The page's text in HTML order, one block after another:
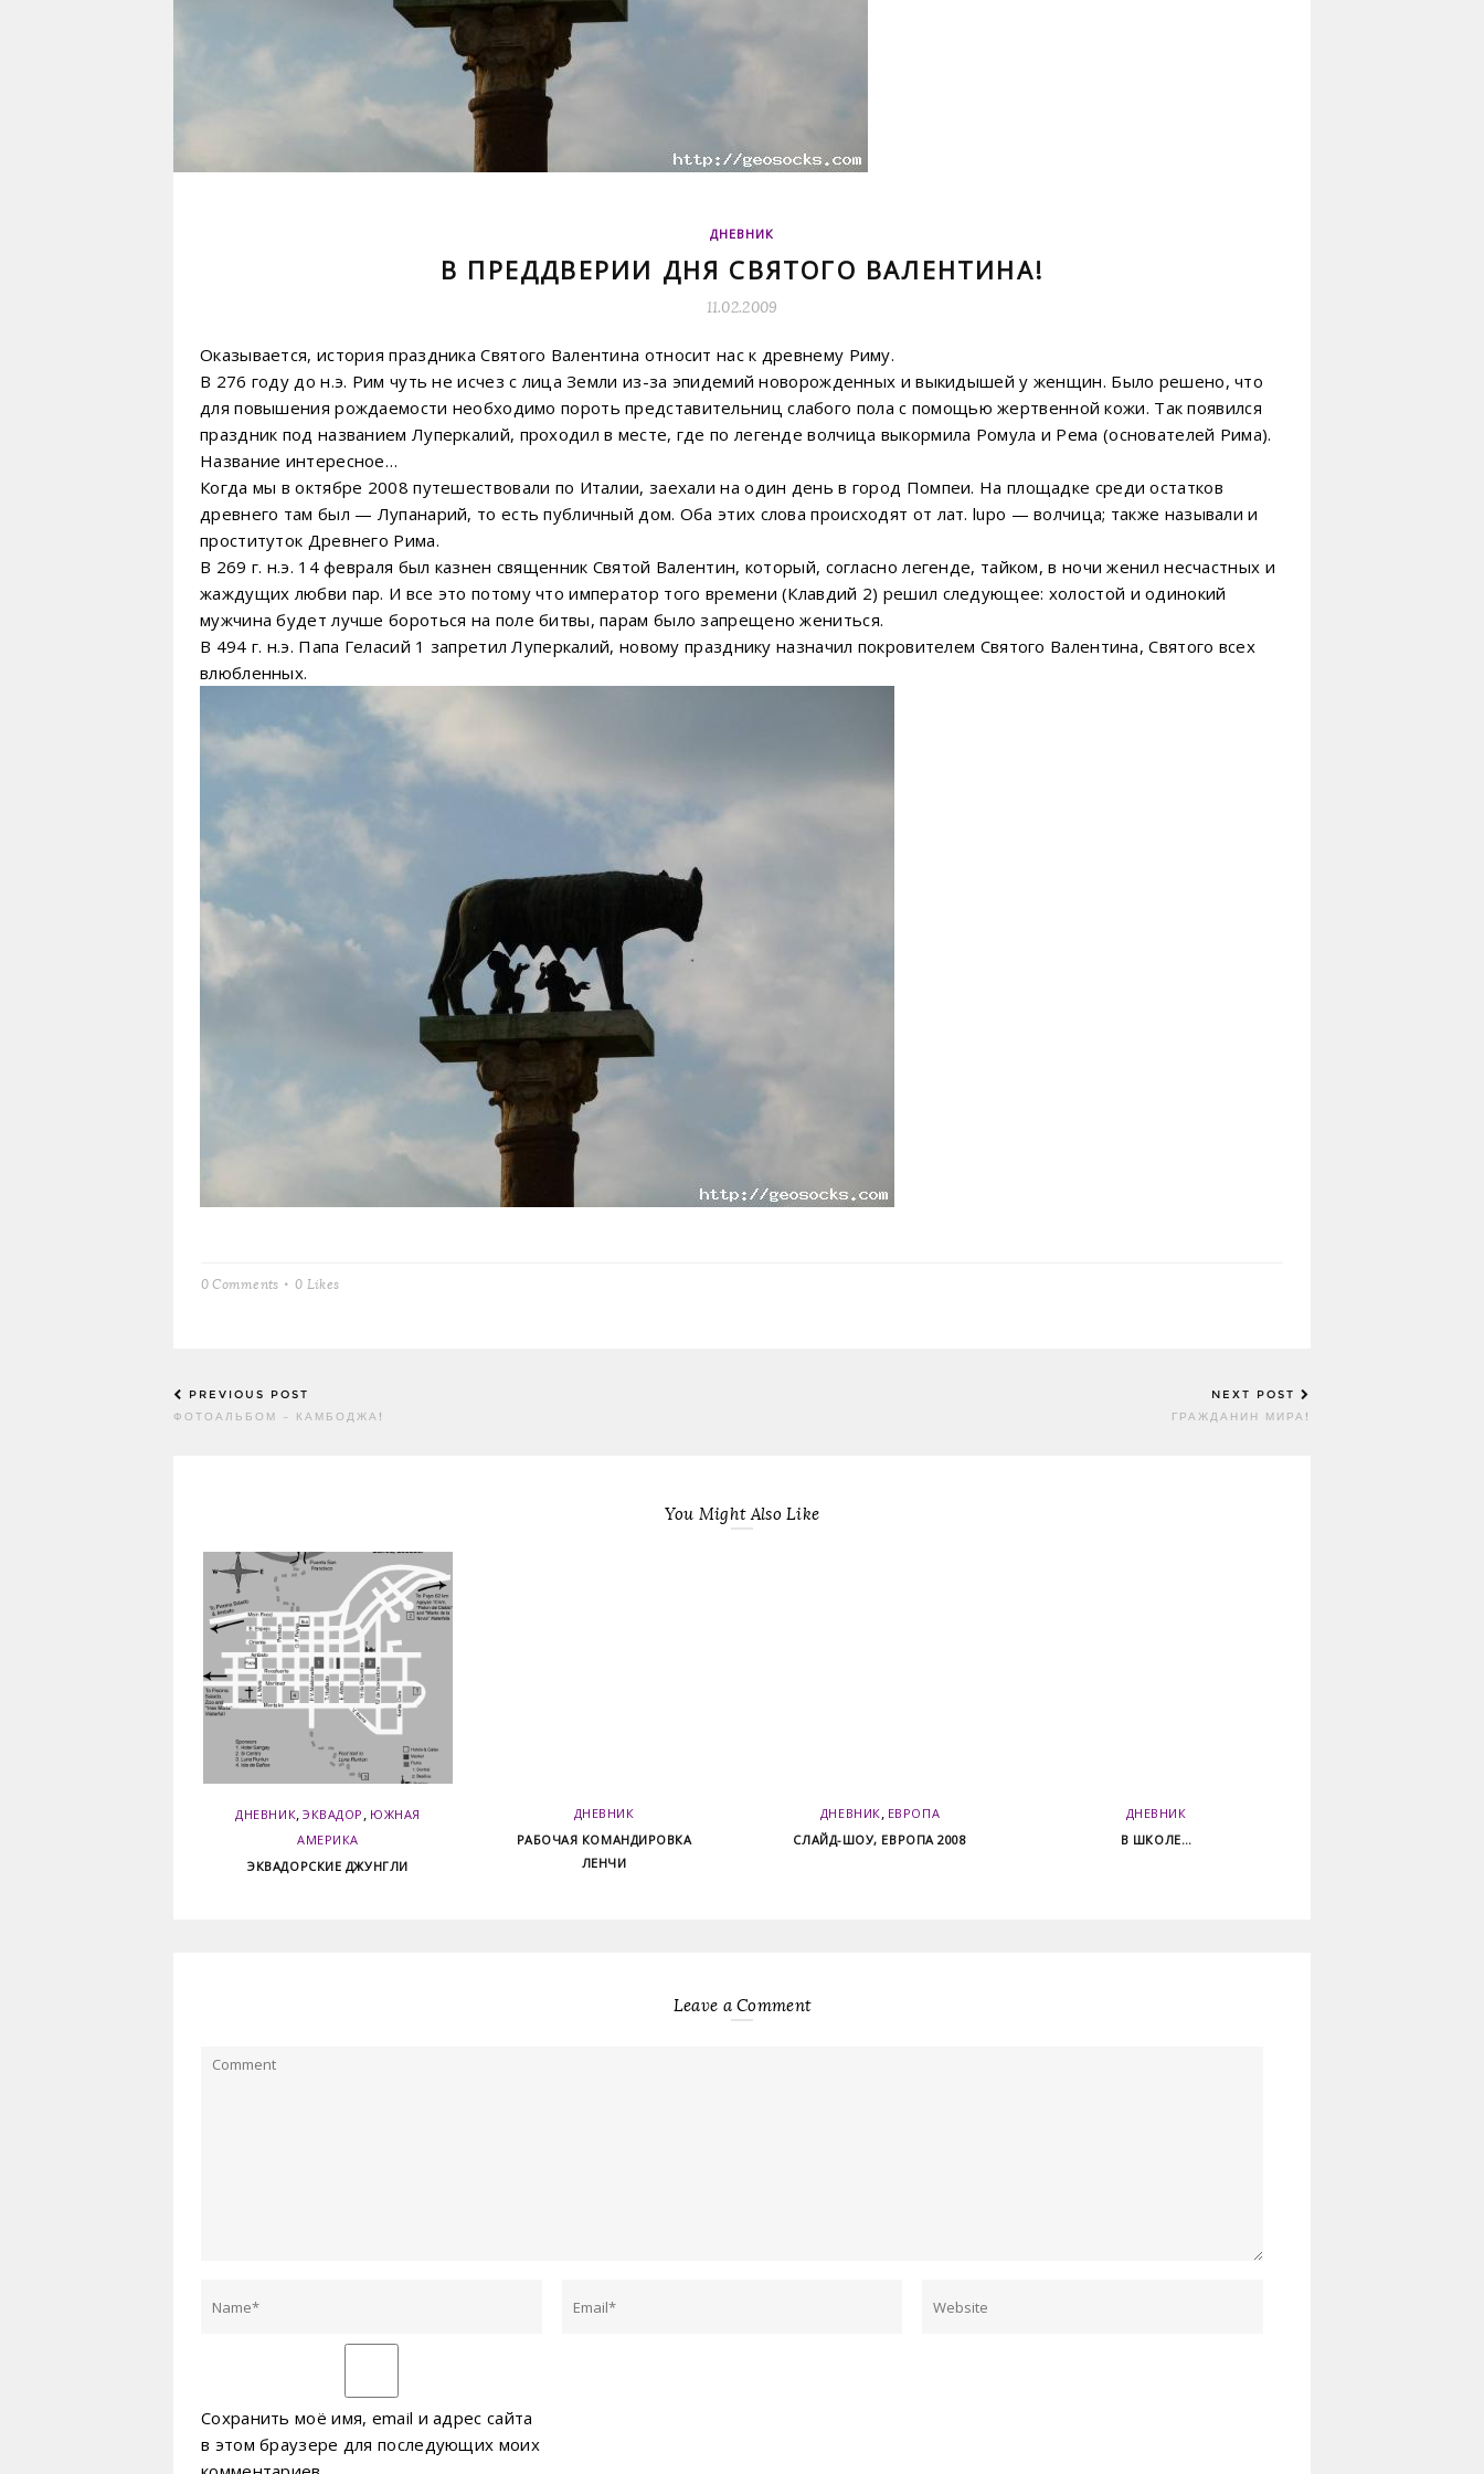
ДНЕВНИК
В ПРЕДДВЕРИИ ДНЯ СВЯТОГО ВАЛЕНТИНА!
11.02.2009
Оказывается, история праздника Святого Валентина относит нас к древнему Риму.
В 276 году до н.э. Рим чуть не исчез с лица Земли из-за эпидемий новорожденных и выкидышей у женщин. Было решено, что
для повышения рождаемости необходимо пороть представительниц слабого пола с помощью жертвенной кожи. Так появился
праздник под названием Луперкалий, проходил в месте, где по легенде волчица выкормила Ромула и Рема (основателей Рима).
Название интересное…
Когда мы в октябре 2008 путешествовали по Италии, заехали на один день в город Помпеи. На площадке среди остатков
древнего там был — Лупанарий, то есть публичный дом. Оба этих слова происходят от лат. lupo — волчица; также называли и
проституток Древнего Рима.
В 269 г. н.э. 14 февраля был казнен священник Святой Валентин, который, согласно легенде, тайком, в ночи женил несчастных и
жаждущих любви пар. И все это потому что император того времени (Клавдий 2) решил следующее: холостой и одинокий
мужчина будет лучше бороться на поле битвы, парам было запрещено жениться.
В 494 г. н.э. Папа Геласий 1 запретил Луперкалий, новому празднику назначил покровителем Святого Валентина, Святого всех
влюбленных.
0 Comments 0 Likes
Post
navigation
PREVIOUS POST
ФОТОАЛЬБОМ – КАМБОДЖА!
NEXT POST
ГРАЖДАНИН МИРА!
You Might Also Like
ДНЕВНИК,ЭКВАДОР , ЮЖНАЯ
АМЕРИКА
ЭКВАДОРСКИЕ ДЖУНГЛИ
ДНЕВНИК
РАБОЧАЯ КОМАНДИРОВКА
ЛЕНЧИ
ДНЕВНИК, ЕВРОПА
СЛАЙД-ШОУ, ЕВРОПА 2008
ДНЕВНИК
В ШКОЛЕ…
Leave a Comment
Сохранить моё имя, email и адрес сайта
в этом браузере для последующих моих